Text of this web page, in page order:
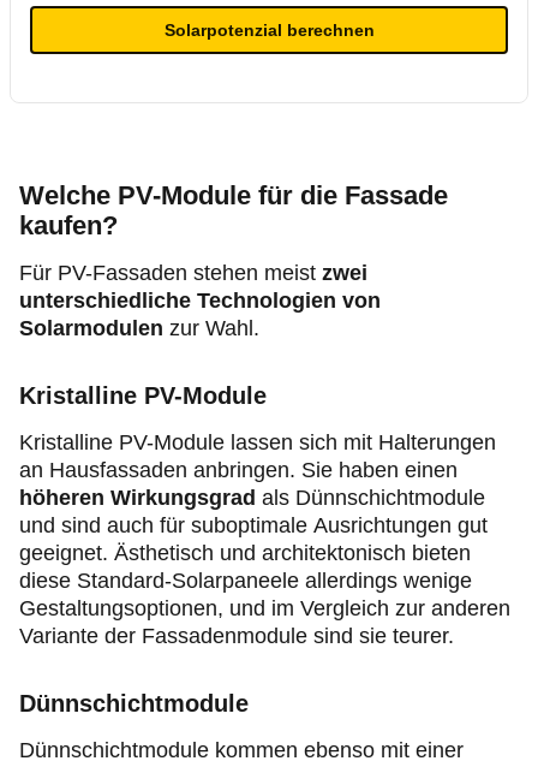
Solarpotenzial berechnen
Welche PV-Module für die Fassade
kaufen?
Für PV-Fassaden stehen meist zwei
unterschiedliche Technologien von
Solarmodulen zur Wahl.
Kristalline PV-Module
Kristalline PV-Module lassen sich mit Halterungen
an Hausfassaden anbringen. Sie haben einen
höheren Wirkungsgrad als Dünnschichtmodule
und sind auch für suboptimale Ausrichtungen gut
geeignet. Ästhetisch und architektonisch bieten
diese Standard-Solarpaneele allerdings wenige
Gestaltungsoptionen, und im Vergleich zur anderen
Variante der Fassadenmodule sind sie teurer.
Dünnschichtmodule
Dünnschichtmodule kommen ebenso mit einer